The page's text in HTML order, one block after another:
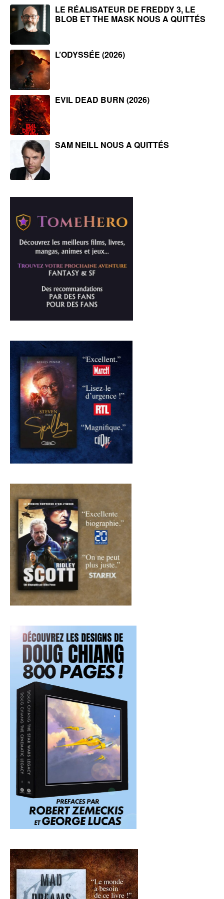
LE RÉALISATEUR DE FREDDY 3, LE
BLOB ET THE MASK NOUS A QUITTÉS
L’ODYSSÉE (2026)
EVIL DEAD BURN (2026)
SAM NEILL NOUS A QUITTÉS